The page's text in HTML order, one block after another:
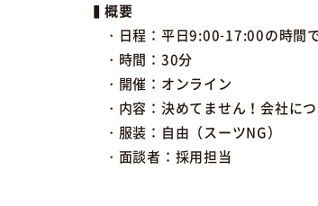
▍概要
・日程：平日9:00-17:00の時間
・時間：30分
・開催：オンライン
・内容：決めてません！会社に
・服装：自由（スーツNG）
・面談者：採用担当